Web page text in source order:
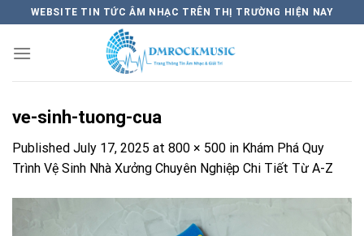
content
WEBSITE TIN TỨC ÂM NHẠC TRÊN THỊ TRƯỜNG HIỆN NAY
ve-sinh-tuong-cua
Published July 17, 2025 at 800 × 500 in Khám Phá Quy
Trình Vệ Sinh Nhà Xưởng Chuyên Nghiệp Chi Tiết Từ A-Z